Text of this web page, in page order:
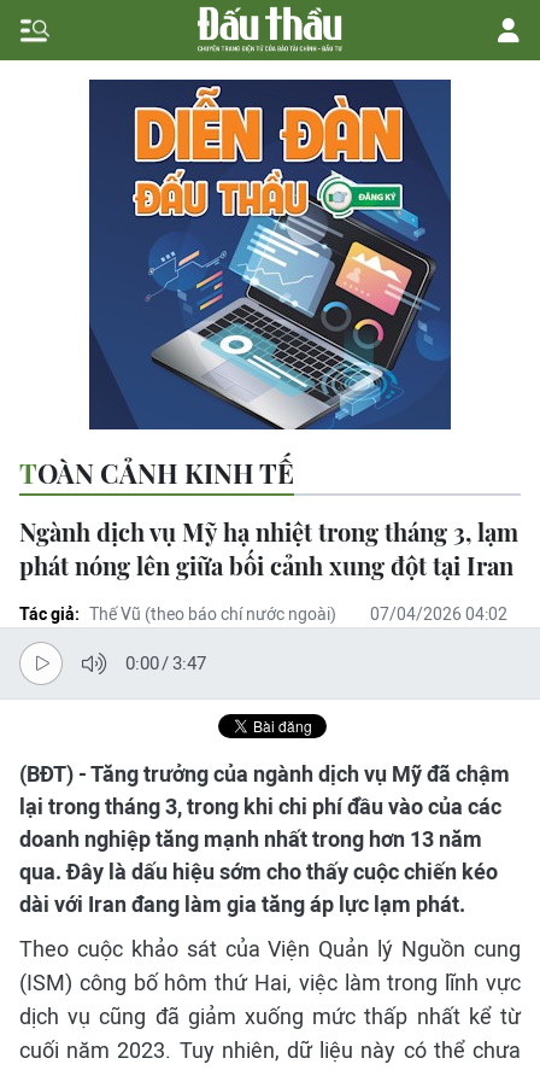
TOÀN CẢNH KINH TẾ
Ngành dịch vụ Mỹ hạ nhiệt trong tháng 3, lạm
phát nóng lên giữa bối cảnh xung đột tại Iran
Tác giả: Thế Vũ (theo báo chí nước ngoài) 07/04/2026 04:02
0:00/3:47
(BĐT) - Tăng trưởng của ngành dịch vụ Mỹ đã chậm
lại trong tháng 3, trong khi chi phí đầu vào của các
doanh nghiệp tăng mạnh nhất trong hơn 13 năm
qua. Đây là dấu hiệu sớm cho thấy cuộc chiến kéo
dài với Iran đang làm gia tăng áp lực lạm phát.
Theo cuộc khảo sát của Viện Quản lý Nguồn cung
(ISM) công bố hôm thứ Hai, việc làm trong lĩnh vực
dịch vụ cũng đã giảm xuống mức thấp nhất kể từ
cuối năm 2023. Tuy nhiên, dữ liệu này có thể chưa